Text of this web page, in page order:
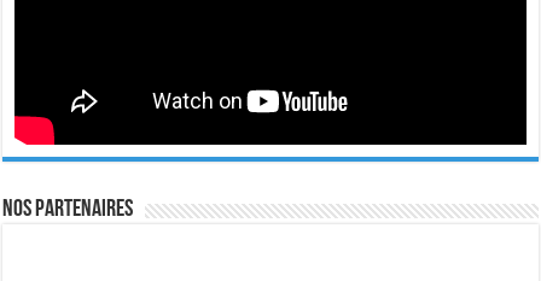
Nos Partenaires